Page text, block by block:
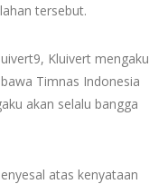
tersebut.
Kluivert mengaku
Timnas Indonesia
akan selalu bangga
atas kenyataan